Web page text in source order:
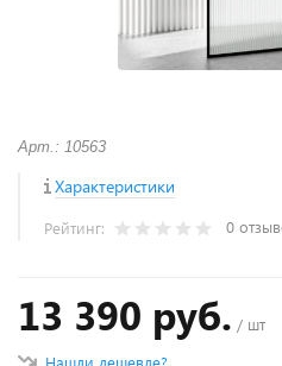
Арт.: 10563
Характеристики
Рейтинг: 0
13 390 руб. / шт
Нашли дешевле?